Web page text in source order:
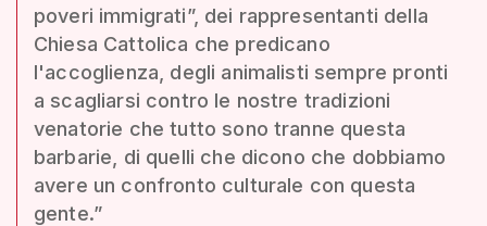
poveri immigrati”, dei rappresentanti della
Chiesa Cattolica che predicano
l'accoglienza, degli animalisti sempre pronti
a scagliarsi contro le nostre tradizioni
venatorie che tutto sono tranne questa
barbarie, di quelli che dicono che dobbiamo
avere un confronto culturale con questa
gente.”